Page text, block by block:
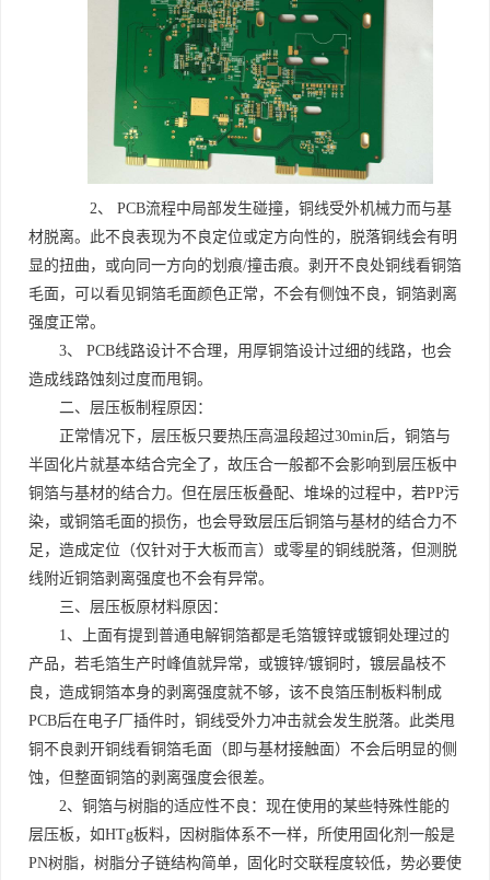
2、 PCB流程中局部发生碰撞，铜线受外机械力而与基
材脱离。此不良表现为不良定位或定方向性的，脱落铜线会有明
显的扭曲，或向同一方向的划痕/撞击痕。剥开不良处铜线看铜箔
毛面，可以看见铜箔毛面颜色正常，不会有侧蚀不良，铜箔剥离
强度正常。
3、 PCB线路设计不合理，用厚铜箔设计过细的线路，也会
造成线路蚀刻过度而甩铜。
二、层压板制程原因：
正常情况下，层压板只要热压高温段超过30min后，铜箔与
半固化片就基本结合完全了，故压合一般都不会影响到层压板中
铜箔与基材的结合力。但在层压板叠配、堆垛的过程中，若PP污
染，或铜箔毛面的损伤，也会导致层压后铜箔与基材的结合力不
足，造成定位（仅针对于大板而言）或零星的铜线脱落，但测脱
线附近铜箔剥离强度也不会有异常。
三、层压板原材料原因：
1、上面有提到普通电解铜箔都是毛箔镀锌或镀铜处理过的
产品，若毛箔生产时峰值就异常，或镀锌/镀铜时，镀层晶枝不
良，造成铜箔本身的剥离强度就不够，该不良箔压制板料制成
PCB后在电子厂插件时，铜线受外力冲击就会发生脱落。此类甩
铜不良剥开铜线看铜箔毛面（即与基材接触面）不会后明显的侧
蚀，但整面铜箔的剥离强度会很差。
2、铜箔与树脂的适应性不良：现在使用的某些特殊性能的
层压板，如HTg板料，因树脂体系不一样，所使用固化剂一般是
PN树脂，树脂分子链结构简单，固化时交联程度较低，势必要使